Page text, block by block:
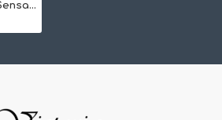
Сребърни обеци Sensation